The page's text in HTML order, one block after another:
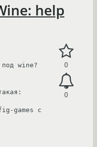
help
0
0
wine?
games с